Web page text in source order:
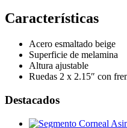
Características
Acero esmaltado beige
Superficie de melamina
Altura ajustable
Ruedas 2 x 2.15″ con
Destacados